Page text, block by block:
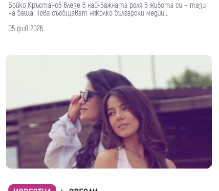
Бойко Кръстанов влезе в най-важната роля в живота си – тази
на баща. Това съобщават няколко български медии...
05 фев 2026